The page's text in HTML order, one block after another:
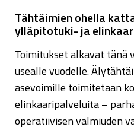
Tähtäimien ohella
ylläpitotuki- ja
Toimitukset alkavat tänä
usealle vuodelle.
asevoimille toimitetaan
elinkaaripalveluita –
operatiivisen valmiuden